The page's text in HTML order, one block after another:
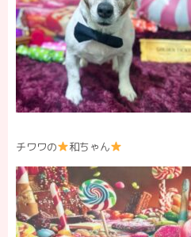
チワワの 和ちゃん